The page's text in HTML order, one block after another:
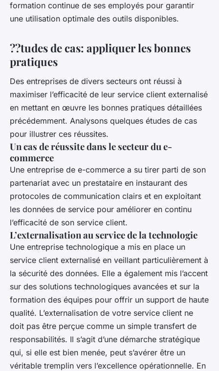
formation continue de ses employés pour garantir
une utilisation optimale des outils disponibles.
??tudes de cas: appliquer les bonnes
pratiques
Des entreprises de divers secteurs ont réussi à
maximiser l’efficacité de leur service client externalisé
en mettant en œuvre les bonnes pratiques détaillées
précédemment. Analysons quelques études de cas
pour illustrer ces réussites.
Un cas de réussite dans le secteur du e-
commerce
Une entreprise de e-commerce a su tirer parti de son
partenariat avec un prestataire en instaurant des
protocoles de communication clairs et en exploitant
les données de service pour améliorer en continu
l’efficacité de son service client.
L’externalisation au service de la technologie
Une entreprise technologique a mis en place un
service client externalisé en veillant particulièrement à
la sécurité des données. Elle a également mis l’accent
sur des solutions technologiques avancées et sur la
formation des équipes pour offrir un support de haute
qualité. L’externalisation de votre service client ne
doit pas être perçue comme un simple transfert de
responsabilités. Il s’agit d’une démarche stratégique
qui, si elle est bien menée, peut s’avérer être un
véritable tremplin vers l’excellence opérationnelle. En